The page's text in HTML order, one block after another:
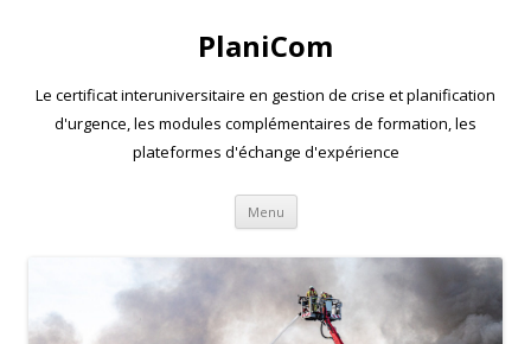
PlaniCom
Le certificat interuniversitaire en gestion de crise et planification
d'urgence, les modules complémentaires de formation, les
plateformes d'échange d'expérience
Menu Aller
contenu